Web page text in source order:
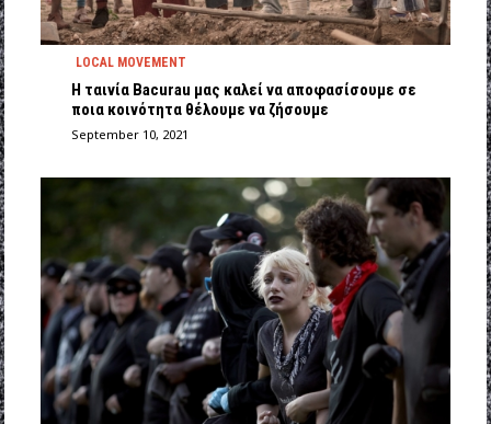
LOCAL MOVEMENT
Η ταινία Bacurau μας καλεί να αποφασίσουμε σε
ποια κοινότητα θέλουμε να ζήσουμε
September 10, 2021